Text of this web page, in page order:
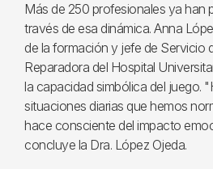
Más de 250 profesionales ya han
través de esa dinámica. Anna
de la formación y jefe de Servicio
Reparadora del Hospital
la capacidad simbólica del juego.
situaciones diarias que hemos
hace consciente del impacto
concluye la Dra. López Ojeda.